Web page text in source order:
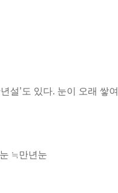
설’도 있다. 눈이 오래 쌓
≒만년눈